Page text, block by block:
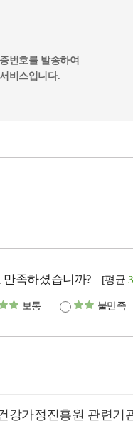
번호를 발송하여
비스입니다.
족하셨습니까? [평균
보통 불만족
강가정진흥원 관련기